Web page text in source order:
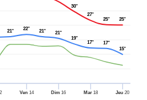
Ven14 Dim 16 Mar18 Jeu 20
30°
27°
25°
25°
21° 22° 21°
21°
19°
17°
17°
15°